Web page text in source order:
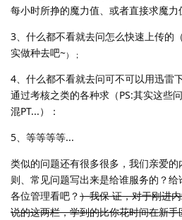
每小时所挣的魔力值、或者直接求魔力
3、什么都不看就去问怎么快速上传的
实做种去吧~）；
4、什么都不看就去问可不可以用迅雷
通过考核之类的各种求（PS:其实这些
混PT...）：
5、等等等等...
类似的问题还有很多很多，我们亲爱
则、常见问题写出来是给谁服务的？
各位管理看吧？）我保 证，对于刚进
说的这两栏，学到的比你花时间在新